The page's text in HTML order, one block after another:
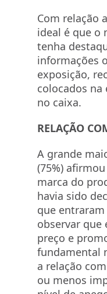
Com relação
ideal é que o
tenha
informações
exposição,
colocados na
no caixa.
RELAÇÃO
A grande
(75%)
marca do
havia sido
que entraram
observar que
preço e
fundamental
a relação
ou menos